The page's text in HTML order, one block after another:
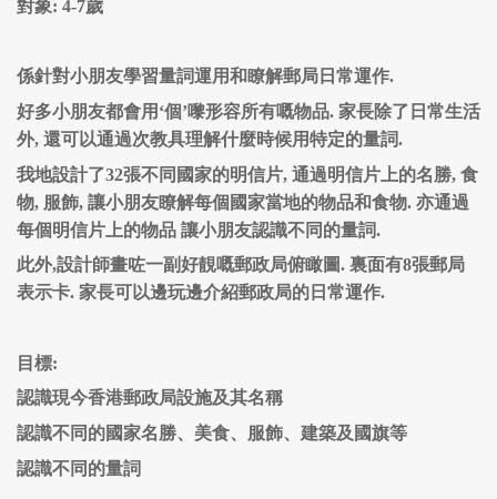
對象: 4-7歲
係針對小朋友學習量詞運用和瞭解郵局日常運作.
好多小朋友都會用‘個’嚟形容所有嘅物品. 家長除了日常生活
外, 還可以通過次教具理解什麼時候用特定的量詞.
我地設計了32張不同國家的明信片, 通過明信片上的名勝, 食
物, 服飾, 讓小朋友瞭解每個國家當地的物品和食物. 亦通過
每個明信片上的物品 讓小朋友認識不同的量詞.
此外,設計師畫咗一副好靚嘅郵政局俯瞰圖. 裏面有8張郵局
表示卡. 家長可以邊玩邊介紹郵政局的日常運作.
目標:
認識現今香港郵政局設施及其名稱
認識不同的國家名勝、美食、服飾、建築及國旗等
認識不同的量詞